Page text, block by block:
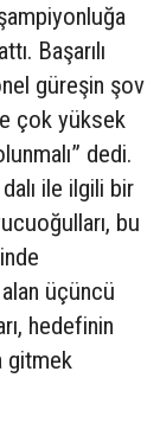
Başarılı
güreşin şov
çok yüksek
dedi.
ile ilgili bir
bu
üçüncü
hedefinin
gitmek